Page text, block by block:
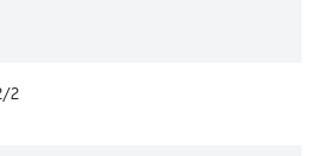
2